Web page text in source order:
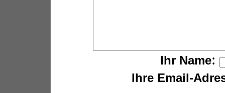
Ihr Name:
Ihre Email-